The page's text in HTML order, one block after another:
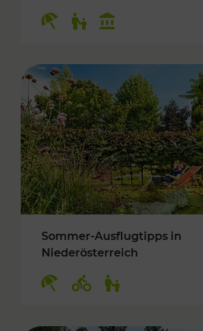
Sommer-Ausflugtipps in
Niederösterreich